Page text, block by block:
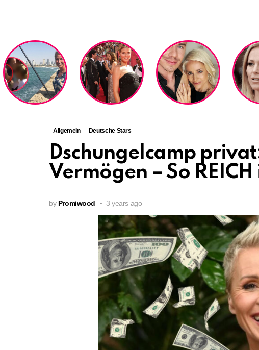
LATEST
STORIES
Allgemein Deutsche Stars
Dschungelcamp
Vermögen – So
by Promiwood 3 years ago